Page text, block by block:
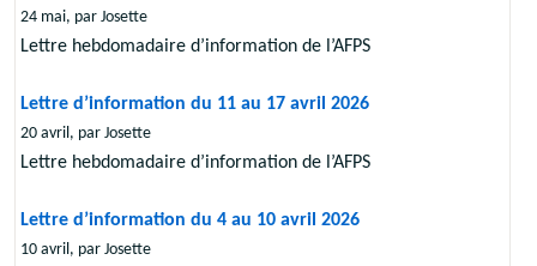
24 mai, par Josette
Lettre hebdomadaire d’information de l’AFPS
Lettre d’information du 11 au 17 avril 2026
20 avril, par Josette
Lettre hebdomadaire d’information de l’AFPS
Lettre d’information du 4 au 10 avril 2026
10 avril, par Josette